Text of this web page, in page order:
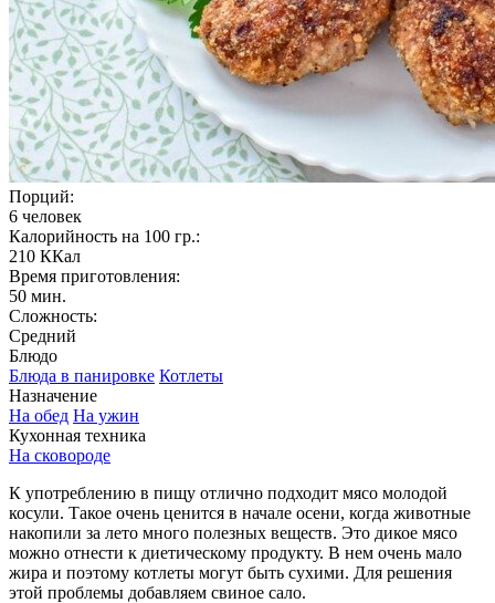
Порций:
6 человек
Калорийность на 100 гр.:
210 ККал
Время приготовления:
50 мин.
Сложность:
Средний
Блюдо
Блюда в панировке Котлеты
Назначение
На обед На ужин
Кухонная техника
На сковороде
К употреблению в пищу отлично подходит мясо молодой
косули. Такое очень ценится в начале осени, когда животные
накопили за лето много полезных веществ. Это дикое мясо
можно отнести к диетическому продукту. В нем очень мало
жира и поэтому котлеты могут быть сухими. Для решения
этой проблемы добавляем свиное сало.